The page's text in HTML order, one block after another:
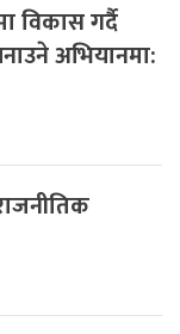
विकास गर्दै
अभियानमा: